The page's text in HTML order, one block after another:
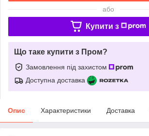
або
Купити з
Що таке купити з Пром?
Замовлення під захистом
Доступна доставка
Опис Характеристики Доставка